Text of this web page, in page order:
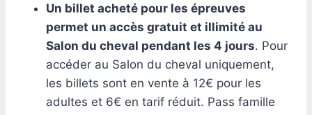
Un billet acheté pour les épreuves
permet un accès gratuit et illimité au
Salon du cheval pendant les 4 jours. Pour
accéder au Salon du cheval uniquement,
les billets sont en vente à 12€ pour les
adultes et 6€ en tarif réduit. Pass famille